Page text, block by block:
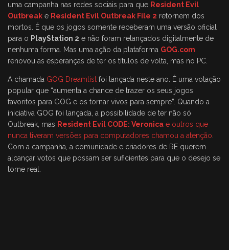
uma campanha nas redes sociais para que Resident Evil
Outbreak e Resident Evil Outbreak File 2 retornem dos
mortos. É que os jogos somente receberam uma versão oficial
para o PlayStation 2 e não foram relançados digitalmente de
nenhuma forma. Mas uma ação da plataforma GOG.com
renovou as esperanças de ter os títulos de volta, mas no PC.
A chamada GOG Dreamlist foi lançada neste ano. É uma votação
popular que “aumenta a chance de trazer os seus jogos
favoritos para GOG e os tornar vivos para sempre”. Quando a
iniciativa GOG foi lançada, a possibilidade de ter não só
Outbreak, mas Resident Evil CODE: Veronica e outros que
nunca tiveram versões para computadores chamou a atenção.
Com a campanha, a comunidade e criadores de RE querem
alcançar votos que possam ser suficientes para que o desejo se
torne real.